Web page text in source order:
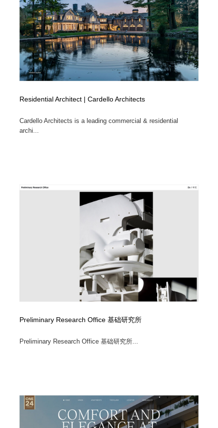
Residential Architect | Cardello Architects
Cardello Architects is a leading commercial & residential
archi...
Preliminary Research Office 基础研究所
Preliminary Research Office 基础研究所...